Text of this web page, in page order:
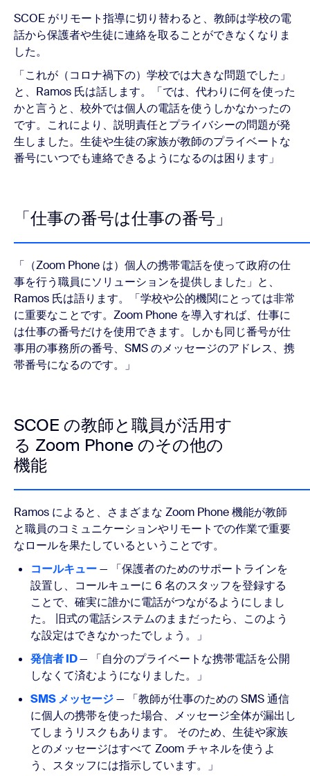
SCOE がリモート指導に切り替わると、教師は学校の電
話から保護者や生徒に連絡を取ることができなくなりま
した。
「これが（コロナ禍下の）学校では大きな問題でした」
と、Ramos 氏は話します。「では、代わりに何を使った
かと言うと、校外では個人の電話を使うしかなかったの
です。これにより、説明責任とプライバシーの問題が発
生しました。生徒や生徒の家族が教師のプライベートな
番号にいつでも連絡できるようになるのは困ります」
「仕事の番号は仕事の番号」
「（Zoom Phone は）個人の携帯電話を使って政府の仕
事を行う職員にソリューションを提供しました」と、
Ramos 氏は語ります。「学校や公的機関にとっては非常
に重要なことです。Zoom Phone を導入すれば、仕事に
は仕事の番号だけを使用できます。しかも同じ番号が仕
事用の事務所の番号、SMS のメッセージのアドレス、携
帯番号になるのです。」
SCOE の教師と職員が活用す
る Zoom Phone のその他の
機能
Ramos によると、さまざまな Zoom Phone 機能が教師
と職員のコミュニケーションやリモートでの作業で重要
なロールを果たしているということです。
コールキュー— 「保護者のためのサポートラインを
設置し、コールキューに 6 名のスタッフを登録する
ことで、確実に誰かに電話がつながるようにしまし
た。 旧式の電話システムのままだったら、このよう
な設定はできなかったでしょう。」
発信者 ID— 「自分のプライベートな携帯電話を公開
しなくて済むようになりました。」
SMS メッセージ— 「教師が仕事のための SMS 通信
に個人の携帯を使った場合、メッセージ全体が漏出し
てしまうリスクもあります。 そのため、生徒や家族
とのメッセージはすべて Zoom チャネルを使うよ
う、スタッフには指示しています。」